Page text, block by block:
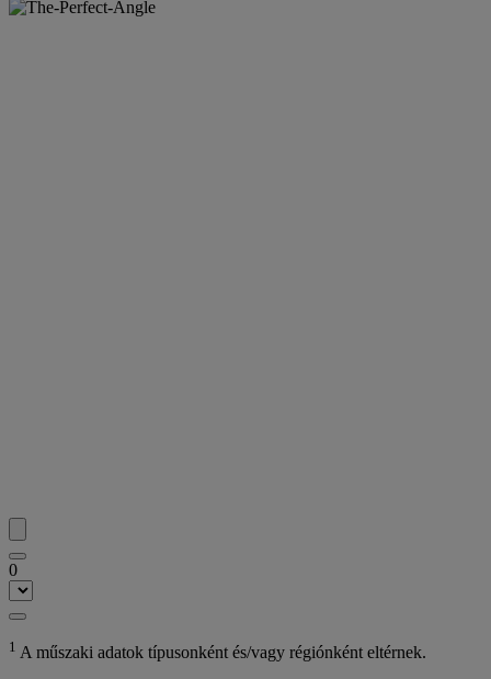
0
1 A műszaki adatok típusonként és/vagy régiónként eltérnek.